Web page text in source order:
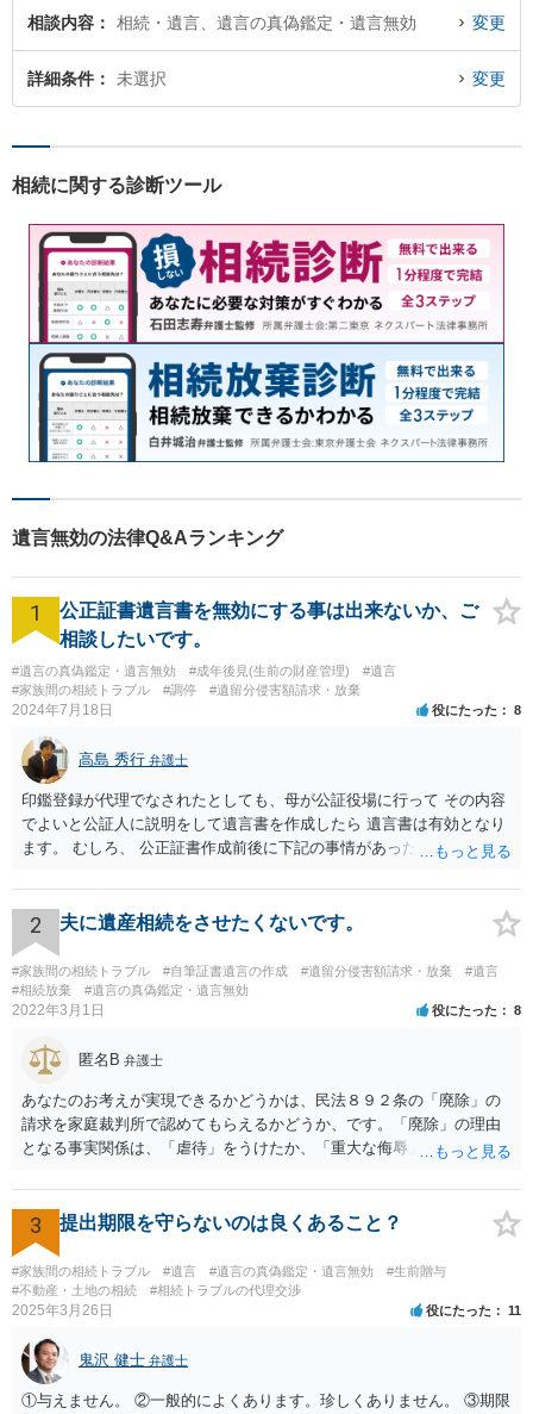
相談内容 相続・遺言、遺言の真偽鑑定・遺言無効 変更
詳細条件 未選択 変更
相続に関する診断ツール
遺言無効の法律Q&Aランキング
1
公正証書遺言書を無効にする事は出来ないか、ご
相談したいです。
#遺言の真偽鑑定・遺言無効 #成年後見(生前の財産管理)
#遺言
#家族間の相続トラブル
#調停 #遺留分侵害額請求・放棄
2024年7月18日 役にたった 8
高島 秀行 弁護士
印鑑登録が代理でなされたとしても、母が公証役場に行って その内容
でよいと公証人に説明をして遺言書を作成したら 遺言書は有効となり
ます。 むしろ、 公正証書作成前後に下記の事情があったことが証明で
月に携帯が新しくなった母からの第一声は「ここにいたら殺される」
「面会に来てくれ」で、長男に聞くと「面会は出来ない。俺は携帯電
話の使い方を教える為に会っている」「母の話は聞かなくて良い」と
電話が切れました。その後の電話でも「食事に毒が入っている」「体
にチップが埋められている」等、おかしかったです。 当時の診療記
録、介護認定の資料、介護記録を取得して 弁護士に面談で相談された
2 夫に遺産相続をさせたくないです。
#家族間の相続トラブル #自筆証書遺言の作成 #遺留分侵害額請求・放棄
#遺言
#相続放棄
#遺言の真偽鑑定・遺言無効
2022年3月1日 役にたった 8
匿名B 弁護士
あなたのお考えが実現できるかどうかは、民法８９２条の「廃除」の
請求を家庭裁判所で認めてもらえるかどうか、です。「廃除」の理由
となる事実関係は、「虐待」をうけたか、「重大な侮辱」を受けた
「廃除」は遺言でも可能です（民法８９３条）。 弁護士に具体的な事
情を話して相談して、「廃除」が可能か、実際に法律相談を受けるこ
とをお勧めします。
3 提出期限を守らないのは良くあること？
#家族間の相続トラブル #遺言 #遺言の真偽鑑定・遺言無効
#生前贈与
#不動産・土地の相続
#相続トラブルの代理交渉
2025年3月26日 役にたった 11
鬼沢 健士 弁護士
①与えません。 ②一般的によくあります。珍しくありません。 ③期限